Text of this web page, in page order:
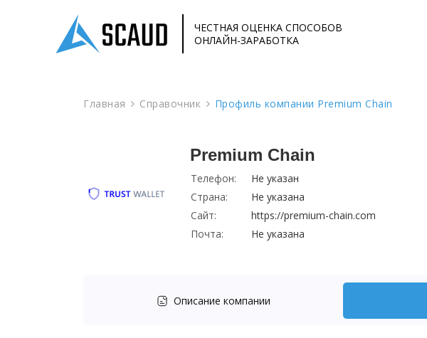
ЧЕСТНАЯ ОЦЕНКА СПОСОБОВ
ОНЛАЙН-ЗАРАБОТКА
Главная Справочник Профиль компании Premium Chain
Premium Chain
Телефон:
Не указан
Страна:
Не указана
Сайт:
https://premium-chain.com
Почта:
Не указана
Описание компании